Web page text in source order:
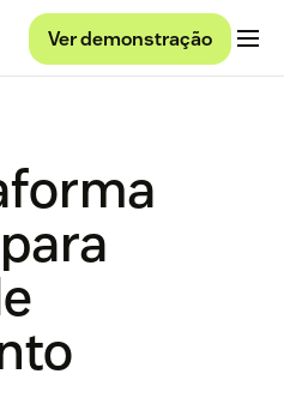
Ver demonstração